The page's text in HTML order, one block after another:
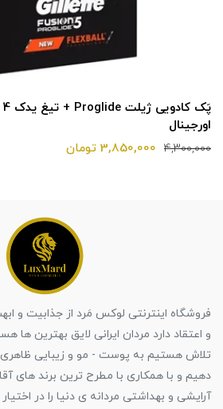
اورجینال
4,300,000 3,850,000 تومان
فروشگاه اینترنتی لوکس مَرد از جذابیت و
و اعتقاد دارد مردان ایرانی لایق بهترین ها
تلاش هستیم به پوست - مو و زیبایی ظاهری
دهیم و با همکاری با مطرح ترین برند های
آرایشی و بهداشتی مردانه ی دنیا را در